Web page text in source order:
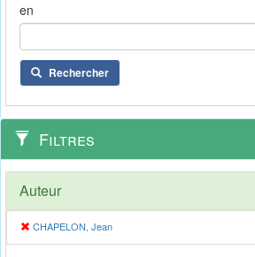
en
Rechercher
Filtres
Auteur
CHAPELON, Jean